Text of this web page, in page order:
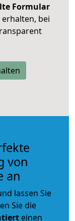
Formular
bei
von
an
lassen Sie
Sie die
einen